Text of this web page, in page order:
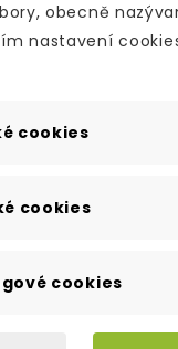
a kamenné
jazyka.
Machové 48 Beroun
info@englishbooks.cz
obecně
nastavení
cookies
cookies
cookies